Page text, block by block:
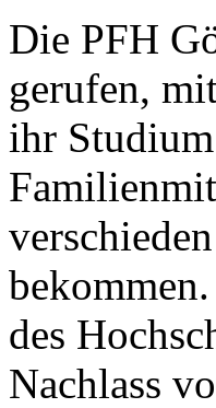
Die PFH
gerufen,
ihr
des
Nachlass